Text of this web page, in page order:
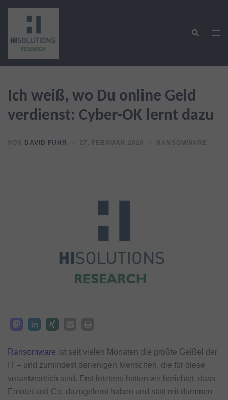
Zum
springen
Suche
Ich weiß, wo Du online Geld
verdienst: Cyber-OK lernt dazu
VON DAVID FUHR 27. FEBRUAR 2020 RANSOMWARE
Ransomware ist seit vielen Monaten die größte Geißel der
IT – und zumindest derjenigen Menschen, die für diese
verantwortlich sind. Erst letztens hatten wir berichtet, dass
Emotet und Co. dazugelernt haben und statt mit dummen